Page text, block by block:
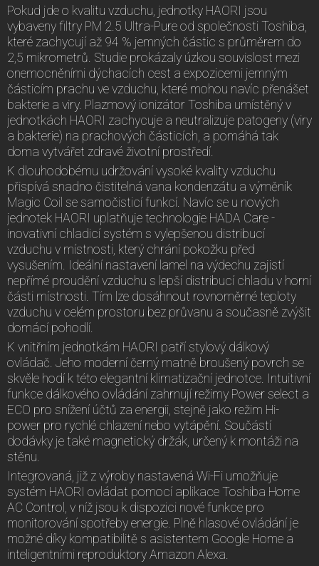
Pokud jde o kvalitu vzduchu, jednotky HAORI jsou
vybaveny filtry PM 2.5 Ultra-Pure od společnosti Toshiba,
které zachycují až 94 % jemných částic s průměrem do
2,5 mikrometrů. Studie prokázaly úzkou souvislost mezi
onemocněními dýchacích cest a expozicemi jemným
částicím prachu ve vzduchu, které mohou navíc přenášet
bakterie a viry. Plazmový ionizátor Toshiba umístěný v
jednotkách HAORI zachycuje a neutralizuje patogeny (viry
a bakterie) na prachových částicích, a pomáhá tak
doma vytvářet zdravé životní prostředí.
K dlouhodobému udržování vysoké kvality vzduchu
přispívá snadno čistitelná vana kondenzátu a výměník
Magic Coil se samočisticí funkcí. Navíc se u nových
jednotek HAORI uplatňuje technologie HADA Care -
inovativní chladicí systém s vylepšenou distribucí
vzduchu v místnosti, který chrání pokožku před
vysušením. Ideální nastavení lamel na výdechu zajistí
nepřímé proudění vzduchu s lepší distribucí chladu v horní
části místnosti. Tím lze dosáhnout rovnoměrné teploty
vzduchu v celém prostoru bez průvanu a současně zvýšit
domácí pohodlí.
K vnitřním jednotkám HAORI patří stylový dálkový
ovládač. Jeho moderní černý matně broušený povrch se
skvěle hodí k této elegantní klimatizační jednotce. Intuitivní
funkce dálkového ovládání zahrnují režimy Power select a
ECO pro snížení účtů za energii, stejně jako režim Hi-
power pro rychlé chlazení nebo vytápění. Součástí
dodávky je také magnetický držák, určený k montáži na
stěnu.
Integrovaná, již z výroby nastavená Wi-Fi umožňuje
systém HAORI ovládat pomocí aplikace Toshiba Home
AC Control, v níž jsou k dispozici nové funkce pro
monitorování spotřeby energie. Plně hlasové ovládání je
možné díky kompatibilitě s asistentem Google Home a
inteligentními reproduktory Amazon Alexa.